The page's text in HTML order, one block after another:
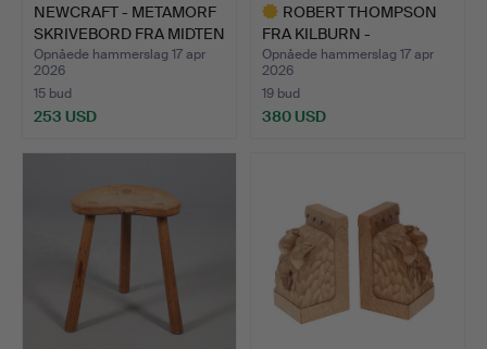
NEWCRAFT - METAMORF
SKRIVEBORD FRA MIDTEN
…
Opnåede hammerslag 17 apr
2026
15 bud
253 USD
ROBERT THOMPSON
FRA KILBURN -
'MOUSEMAN' S…
Opnåede hammerslag 17 apr
2026
19 bud
380 USD